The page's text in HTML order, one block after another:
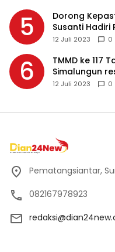
5
Dorong
Susanti Hadiri
Makassar
12 Juli 2023 0
6
TMMD ke 117
Simalungun
12 Juli 2023 0
Pematangsiantar,
082167978923